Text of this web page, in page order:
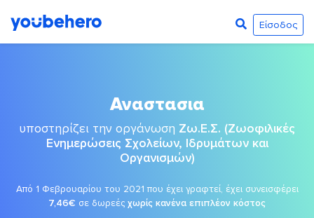
Είσοδος
Αναστασια
υποστηρίζει την οργάνωση Ζω.Ε.Σ. (Ζωοφιλικές
Ενημερώσεις Σχολείων, Ιδρυμάτων και
Οργανισμών)
Από 1 Φεβρουαρίου του 2021 που έχει γραφτεί, έχει συνεισφέρει
7,46€ σε δωρεές χωρίς κανένα επιπλέον κόστος